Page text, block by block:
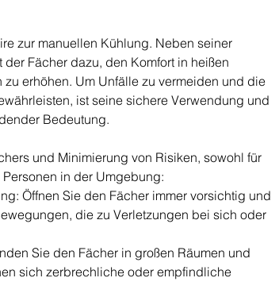
zur manuellen Kühlung. Neben seiner
Fächer dazu, den Komfort in heißen
zu erhöhen. Um Unfälle zu vermeiden und die
ist seine sichere Verwendung und
Bedeutung.
und Minimierung von Risiken, sowohl für
in der Umgebung:
Öffnen Sie den Fächer immer vorsichtig und
die zu Verletzungen bei sich oder
Sie den Fächer in großen Räumen und
sich zerbrechliche oder empfindliche